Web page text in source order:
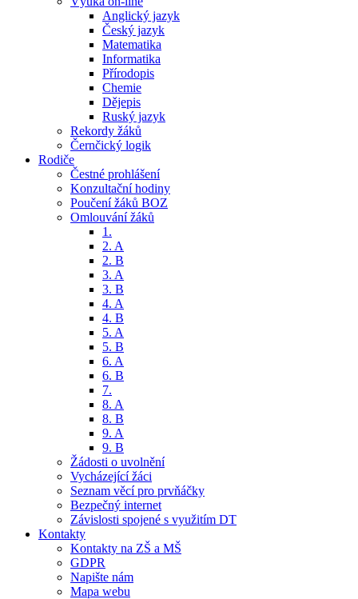
Anglický jazyk
Český jazyk
Matematika
Informatika
Přírodopis
Chemie
Dějepis
Ruský jazyk
Rekordy žáků
Černčický logik
Rodiče
Čestné prohlášení
Konzultační hodiny
Poučení žáků BOZ
Omlouvání žáků
1.
2. A
2. B
3. A
3. B
4. A
4. B
5. A
5. B
6. A
6. B
7.
8. A
8. B
9. A
9. B
Žádosti o uvolnění
Vycházející žáci
Seznam věcí pro prvňáčky
Bezpečný internet
Závislosti spojené s využitím DT
Kontakty
Kontakty na ZŠ a MŠ
GDPR
Napište nám
Mapa webu